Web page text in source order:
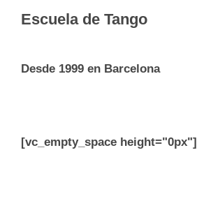
Escuela de Tango
Desde 1999 en Barcelona
[vc_empty_space height="0px"]